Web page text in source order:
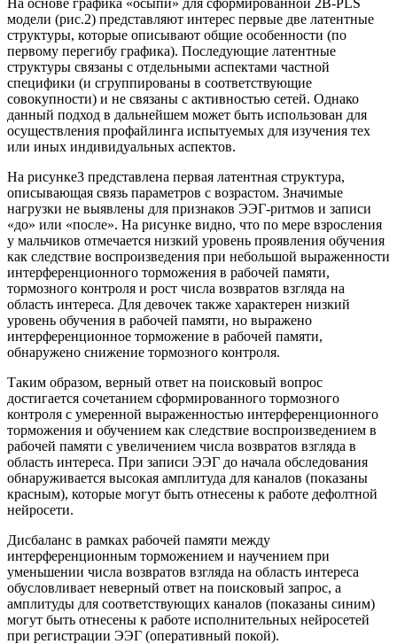
модели (рис.2) представляют интерес первые две латентные
структуры, которые описывают общие особенности (по
первому перегибу графика). Последующие латентные
структуры связаны с отдельными аспектами частной
специфики (и сгруппированы в соответствующие
совокупности) и не связаны с активностью сетей. Однако
данный подход в дальнейшем может быть использован для
осуществления профайлинга испытуемых для изучения тех
или иных индивидуальных аспектов.
На рисунке3 представлена первая латентная структура,
описывающая связь параметров с возрастом. Значимые
нагрузки не выявлены для признаков ЭЭГ-ритмов и записи
«до» или «после». На рисунке видно, что по мере взросления
у мальчиков отмечается низкий уровень проявления обучения
как следствие воспроизведения при небольшой выраженности
интерференционного торможения в рабочей памяти,
тормозного контроля и рост числа возвратов взгляда на
область интереса. Для девочек также характерен низкий
уровень обучения в рабочей памяти, но выражено
интерференционное торможение в рабочей памяти,
обнаружено снижение тормозного контроля.
Таким образом, верный ответ на поисковый вопрос
достигается сочетанием сформированного тормозного
контроля с умеренной выраженностью интерференционного
торможения и обучением как следствие воспроизведением в
рабочей памяти с увеличением числа возвратов взгляда в
область интереса. При записи ЭЭГ до начала обследования
обнаруживается высокая амплитуда для каналов (показаны
красным), которые могут быть отнесены к работе дефолтной
нейросети.
Дисбаланс в рамках рабочей памяти между
интерференционным торможением и научением при
уменьшении числа возвратов взгляда на область интереса
обусловливает неверный ответ на поисковый запрос, а
амплитуды для соответствующих каналов (показаны синим)
могут быть отнесены к работе исполнительных нейросетей
при регистрации ЭЭГ (оперативный покой).